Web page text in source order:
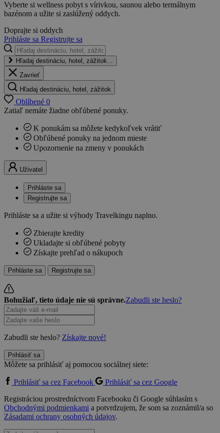
Vyberte si wellness pobyt s vírivkou, saunou alebo termálnym
bazénom a užite si zaslúžený oddych.
Doprajte si oddych
Prihláste sa Registrujte sa
Hľadaj destináciu, hotel, zážitok...
Zavrieť
Hľadaj destináciu, hotel, zážitok
Oblíbené 0
Zatiaľ nemáte žiadne obľúbené ponuky.
K ponukám sa môžete kedykoľvek vrátiť
Obľúbené ponuky na jednom mieste
Upozornenie na zmeny v ponukách
Uživatel
Prihláste sa
Registrujte sa
Prihláste sa a užite si výhody Travelkingu naplno.
Zbierajte kredity
Ukladajte si obľúbené pobyty
Získajte prehľad o nákupoch
Prihláste sa Registrujte sa
Bohužiaľ, tieto údaje nie sú správne.Zabudli ste heslo?
Zabudli ste heslo? Získajte nové!
Prihlásiť sa
Môžete sa prihlásiť aj pomocou sociálnej siete:
Prihlásiť sa cez Facebook
Prihlásiť sa cez Google
Registráciou prostredníctvom Facebooku či Google súhlasím s
Obchodnými podmienkami a potvrdzujem, že som sa zoznámil/a so
Zásadami ochrany osobných údajov.